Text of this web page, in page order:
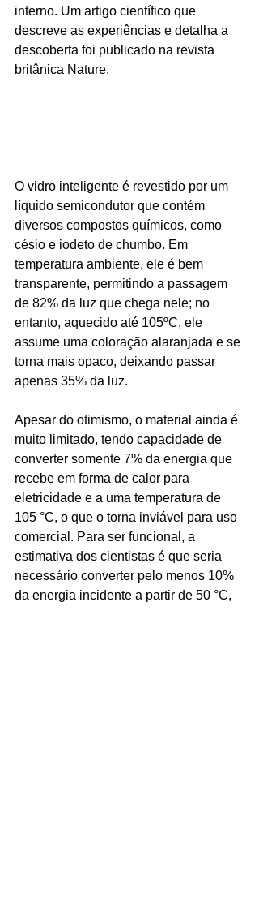
interno. Um artigo científico que
descreve as experiências e detalha a
descoberta foi publicado na revista
britânica Nature.
O vidro inteligente é revestido por um
líquido semicondutor que contém
diversos compostos químicos, como
césio e iodeto de chumbo. Em
temperatura ambiente, ele é bem
transparente, permitindo a passagem
de 82% da luz que chega nele; no
entanto, aquecido até 105ºC, ele
assume uma coloração alaranjada e se
torna mais opaco, deixando passar
apenas 35% da luz.
Apesar do otimismo, o material ainda é
muito limitado, tendo capacidade de
converter somente 7% da energia que
recebe em forma de calor para
eletricidade e a uma temperatura de
105 °C, o que o torna inviável para uso
comercial. Para ser funcional, a
estimativa dos cientistas é que seria
necessário converter pelo menos 10%
da energia incidente a partir de 50 °C,